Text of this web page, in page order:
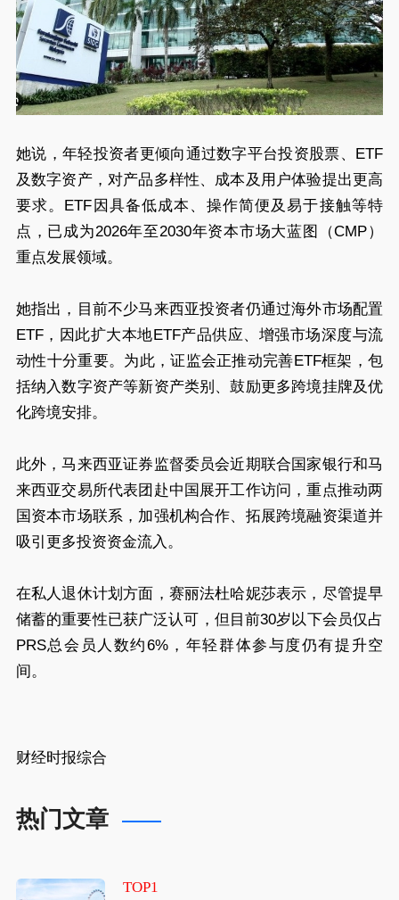
她说，年轻投资者更倾向通过数字平台投资股票、ETF
及数字资产，对产品多样性、成本及用户体验提出更高
要求。ETF因具备低成本、操作简便及易于接触等特
点，已成为2026年至2030年资本市场大蓝图（CMP）
重点发展领域。
她指出，目前不少马来西亚投资者仍通过海外市场配置
ETF，因此扩大本地ETF产品供应、增强市场深度与流
动性十分重要。为此，证监会正推动完善ETF框架，包
括纳入数字资产等新资产类别、鼓励更多跨境挂牌及优
化跨境安排。
此外，马来西亚证券监督委员会近期联合国家银行和马
来西亚交易所代表团赴中国展开工作访问，重点推动两
国资本市场联系，加强机构合作、拓展跨境融资渠道并
吸引更多投资资金流入。
在私人退休计划方面，赛丽法杜哈妮莎表示，尽管提早
储蓄的重要性已获广泛认可，但目前30岁以下会员仅占
PRS总会员人数约6%，年轻群体参与度仍有提升空
间。
财经时报综合
热门文章
TOP1